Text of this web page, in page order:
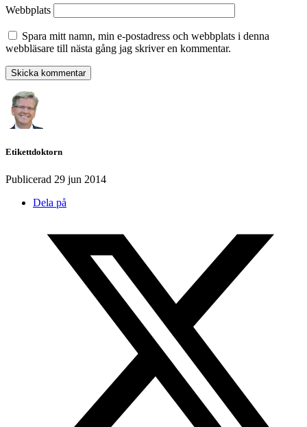
Webbplats
Spara mitt namn, min e-postadress och webbplats i denna
webbläsare till nästa gång jag skriver en kommentar.
Etikettdoktorn
Publicerad 29 jun 2014
Dela på